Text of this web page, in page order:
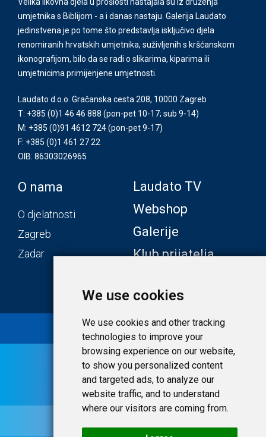
We use cookies
We use cookies and other tracking
technologies to improve your
browsing experience on our website,
to show you personalized content
and targeted ads, to analyze our
website traffic, and to understand
where our visitors are coming from.
umjetnika s Biblijom - a i danas nastaju. Galerija Laudato
jedinstvena je po tome što predstavlja isključivo djela
renomiranih hrvatskih umjetnika, suživljenih s kršćanskom
ikonografijom, bilo da se radi o slikarima, kiparima ili
umjetnicima primijenjene umjetnosti.
Laudato d.o.o. Gračanska cesta 208, 10000 Zagreb
T: +385 (0)1 46 46 888 (pon-pet 10-17; sub 9-14)
M: +385 (0)91 4612 724(pon-pet 9-17)
F: +385 (0)1 461 27 22
OIB: 86303026965
O nama
O djelatnosti
Zagreb
Zadar
Laudato TV
Webshop
Galerije
Klub prijatelja
© 2020 Laudato.hr |Uvjeti i privatnost